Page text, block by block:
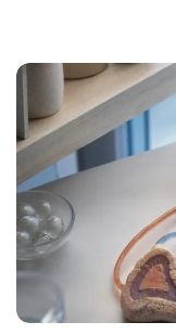
எவ்வளவு தீவிரமாக
மாற்றுகிறது […]